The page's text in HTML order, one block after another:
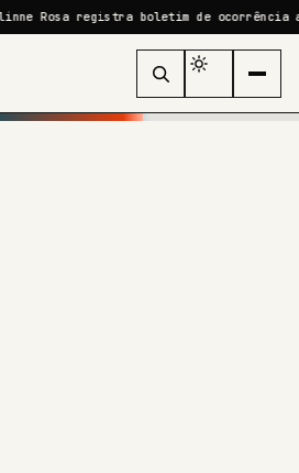
registra boletim de ocorrência após